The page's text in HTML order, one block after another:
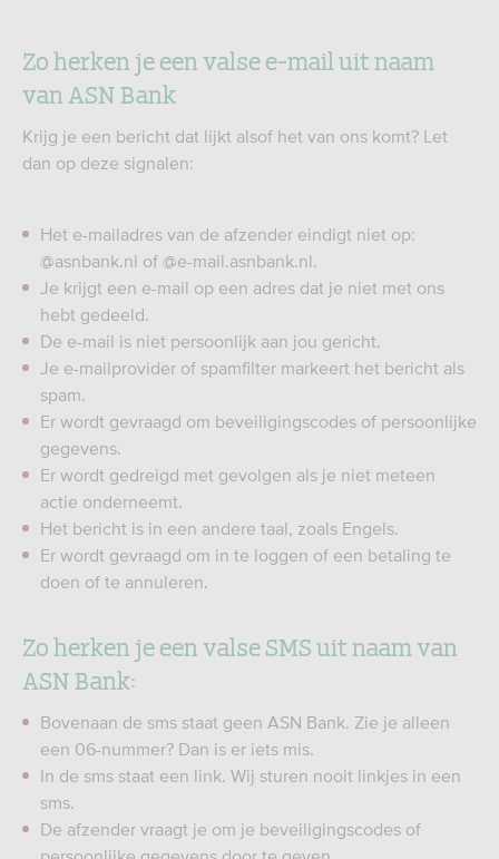
Zo herken je een valse e-mail uit naam
van ASN Bank
Krijg je een bericht dat lijkt alsof het van ons komt? Let
dan op deze signalen:
Het e-mailadres van de afzender eindigt niet op:
@asnbank.nl of @e-mail.asnbank.nl.
Je krijgt een e-mail op een adres dat je niet met ons
hebt gedeeld.
De e-mail is niet persoonlijk aan jou gericht.
Je e-mailprovider of spamfilter markeert het bericht als
spam.
Er wordt gevraagd om beveiligingscodes of persoonlijke
gegevens.
Er wordt gedreigd met gevolgen als je niet meteen
actie onderneemt.
Het bericht is in een andere taal, zoals Engels.
Er wordt gevraagd om in te loggen of een betaling te
doen of te annuleren.
Zo herken je een valse SMS uit naam van
ASN Bank:
Bovenaan de sms staat geen ASN Bank. Zie je alleen
een 06-nummer? Dan is er iets mis.
In de sms staat een link. Wij sturen nooit linkjes in een
sms.
De afzender vraagt je om je beveiligingscodes of